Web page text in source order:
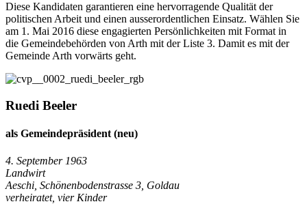
Diese Kandidaten garantieren eine hervorragende Qualität der
politischen Arbeit und einen ausserordentlichen Einsatz. Wählen Sie
am 1. Mai 2016 diese engagierten Persönlichkeiten mit Format in
die Gemeindebehörden von Arth mit der Liste 3. Damit es mit der
Gemeinde Arth vorwärts geht.
Ruedi Beeler
als Gemeindepräsident (neu)
4. September 1963
Landwirt
Aeschi, Schönenbodenstrasse 3, Goldau
verheiratet, vier Kinder